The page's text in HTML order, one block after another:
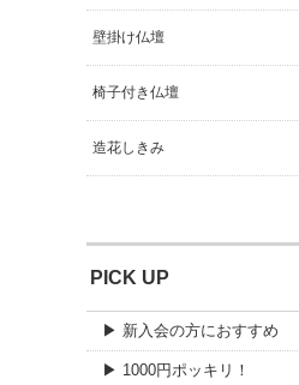
壁掛け仏壇
椅子付き仏壇
造花しきみ
PICK UP
▶ 新入会の方におすすめ
▶ 1000円ポッキリ！